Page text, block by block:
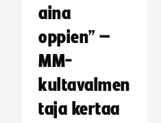
aina
oppien” –
MM-
kultavalmen
taja kertaa